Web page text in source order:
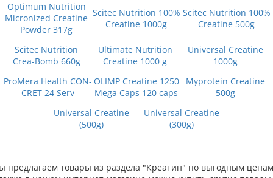
Optimum Nutrition
Micronized Creatine
Powder 317g
Scitec Nutrition 100%
Creatine 1000g
Scitec Nutrition 100%
Creatine 500g
Scitec Nutrition
Crea-Bomb 660g
Ultimate Nutrition
Creatine 1000 g
Universal Creatine
1000g
ProMera Health CON-
CRET 24 Serv
OLIMP Creatine 1250
Mega Caps 120 caps
Myprotein Creatine
500g
Universal Creatine
(500g)
Universal Creatine
(300g)
предлагаем товары из раздела "Креатин" по выгодным